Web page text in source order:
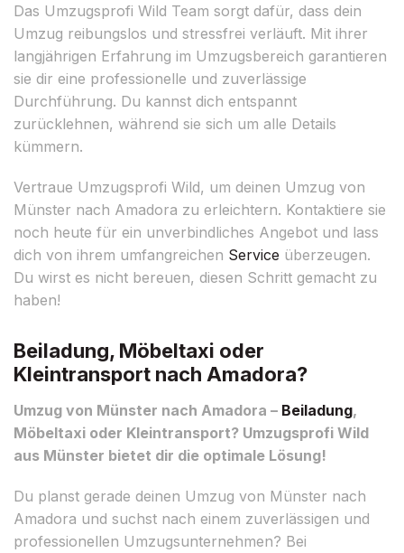
Das Umzugsprofi Wild Team sorgt dafür, dass dein
Umzug reibungslos und stressfrei verläuft. Mit ihrer
langjährigen Erfahrung im Umzugsbereich garantieren
sie dir eine professionelle und zuverlässige
Durchführung. Du kannst dich entspannt
zurücklehnen, während sie sich um alle Details
kümmern.
Vertraue Umzugsprofi Wild, um deinen Umzug von
Münster nach Amadora zu erleichtern. Kontaktiere sie
noch heute für ein unverbindliches Angebot und lass
dich von ihrem umfangreichen Service überzeugen.
Du wirst es nicht bereuen, diesen Schritt gemacht zu
haben!
Beiladung, Möbeltaxi oder
Kleintransport nach Amadora?
Umzug von Münster nach Amadora – Beiladung,
Möbeltaxi oder Kleintransport? Umzugsprofi Wild
aus Münster bietet dir die optimale Lösung!
Du planst gerade deinen Umzug von Münster nach
Amadora und suchst nach einem zuverlässigen und
professionellen Umzugsunternehmen? Bei